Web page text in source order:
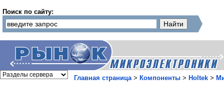
Поиск по сайту:
Главная страница> Компоненты > Holtek >